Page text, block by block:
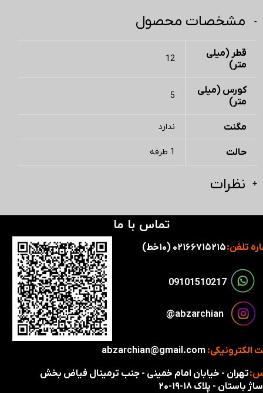
مشخصات محصول
قطر (میلی
متر)
12
کورس (میلی
متر)
5
مگنت ندارد
حالت 1 طرفه
نظرات
تماس با ما
تلفن:
تهران - خیابان امام خمینی - جنب ترمینال فیاض بخش
باستان - پلاک ۱۸-۱۹-۲۰
الکترونیکی: abzarchian@gmail.com
​​09101510217​​​​​​​
​​​abzarchian@